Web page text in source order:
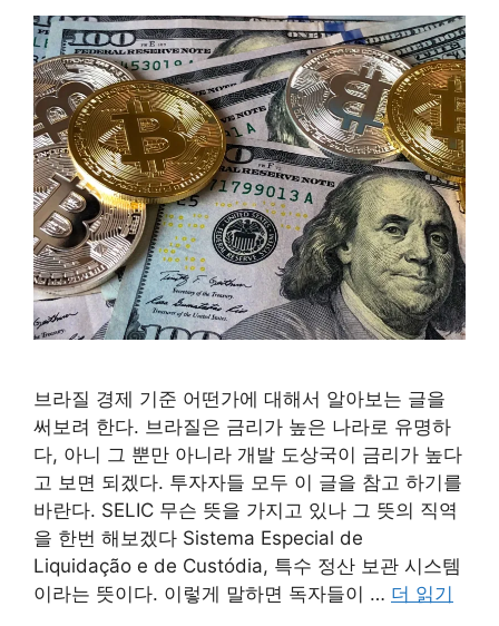
브라질 경제 기준 어떤가에 대해서 알아보는 글을
써보려 한다. 브라질은 금리가 높은 나라로 유명하
다, 아니 그 뿐만 아니라 개발 도상국이 금리가 높다
고 보면 되겠다. 투자자들 모두 이 글을 참고 하기를
바란다. SELIC 무슨 뜻을 가지고 있나 그 뜻의 직역
을 한번 해보겠다 Sistema Especial de
Liquidação e de Custódia, 특수 정산 보관 시스템
이라는 뜻이다. 이렇게 말하면 독자들이 … 더 읽기